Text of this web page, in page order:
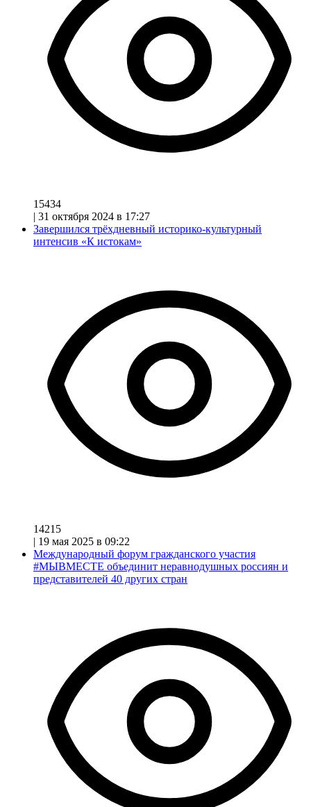
15434
31 октября 2024 в 17:27
Завершился трёхдневный историко-культурный
интенсив «К истокам»
14215
19 мая 2025 в 09:22
Международный форум гражданского участия
#МЫВМЕСТЕ объединит неравнодушных россиян и
представителей 40 других стран